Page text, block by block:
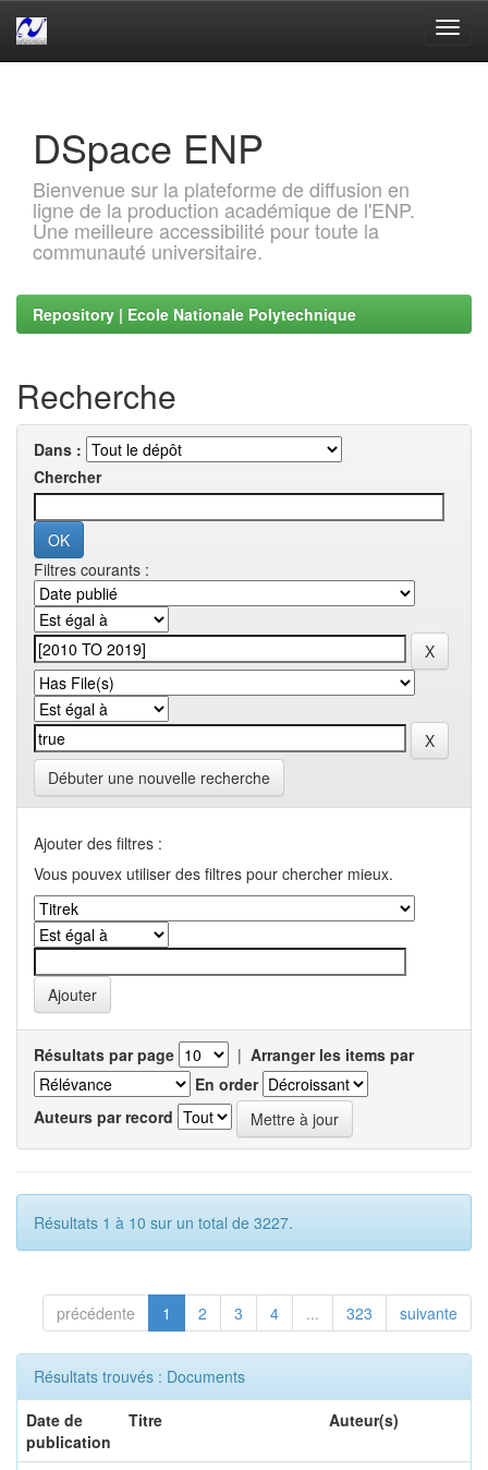
DSpace ENP
Bienvenue sur la plateforme de diffusion en
ligne de la production académique de l'ENP.
Une meilleure accessibilité pour toute la
communauté universitaire.
Repository | Ecole Nationale Polytechnique
Recherche
Dans :
Chercher
Filtres courants :
Débuter une nouvelle recherche
Ajouter des filtres :
Vous pouvex utiliser des filtres pour chercher mieux.
Résultats par page | Arranger les items par
En order
Auteurs par record
Résultats 1 à 10 sur un total de 3227.
précédente 1 2 3 4 ... 323 suivante
Résultats trouvés : Documents
Date de
publication
Titre Auteur(s)